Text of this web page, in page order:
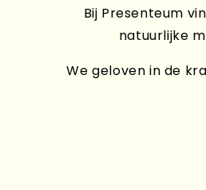
Bij Presenteum
natuurlijke
We geloven in de